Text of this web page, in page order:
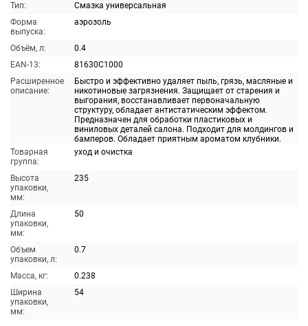
Тип:
Смазка универсальная
Форма
выпуска:
аэрозоль
Объём, л:
0.4
EAN-13:
81630C1000
Расширенное
описание:
Быстро и эффективно удаляет пыль, грязь, масляные и
никотиновые загрязнения. Защищает от старения и
выгорания, восстанавливает первоначальную
структуру, обладает антистатическим эффектом.
Предназначен для обработки пластиковых и
виниловых деталей салона. Подходит для молдингов и
бамперов. Обладает приятным ароматом клубники.
Товарная
группа:
уход и очистка
Высота
упаковки,
мм:
235
Длина
упаковки,
мм:
50
Объем
упаковки, л:
0.7
Масса, кг:
0.238
Ширина
упаковки,
мм:
54